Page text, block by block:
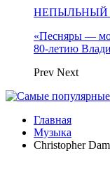
НЕПЫЛЬНЫЙ
«Песняры —
80-летию
Prev Next
Главная
Музыка
Christopher